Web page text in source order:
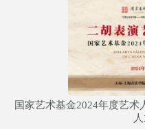
国家艺术基金2024年度艺